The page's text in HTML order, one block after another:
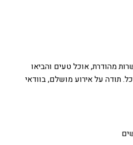
מהודרת, אוכל טעים והביאו
תודה על אירוע מושלם, בוודאי